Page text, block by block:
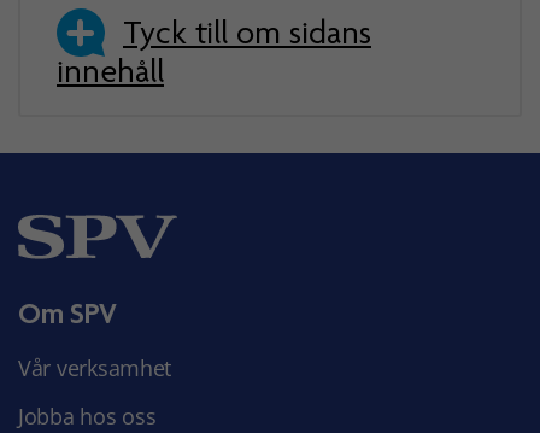
Tyck till om sidans
innehåll
Om SPV
Vår verksamhet
Jobba hos oss